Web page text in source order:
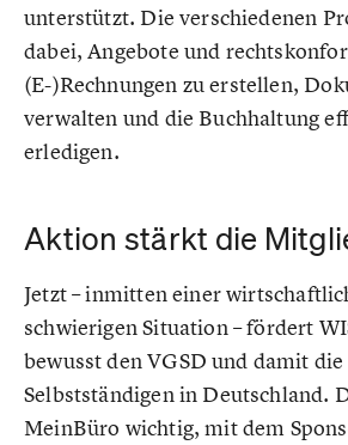
unterstützt. Die verschiedenen
dabei, Angebote und
(E-)Rechnungen zu erstellen,
verwalten und die Buchhaltung
erledigen.
Aktion stärkt die
Jetzt – inmitten einer
schwierigen Situation – fördert
bewusst den VGSD und damit
Selbstständigen in Deutschland.
MeinBüro wichtig, mit dem